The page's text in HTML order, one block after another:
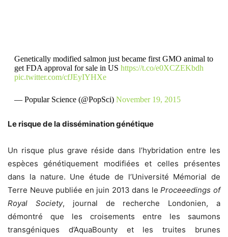
Genetically modified salmon just became first GMO animal to
get FDA approval for sale in US https://t.co/e0XCZEKbdh
pic.twitter.com/cfJEyIYHXe
— Popular Science (@PopSci) November 19, 2015
Le risque de la dissémination génétique
Un risque plus grave réside dans l’hybridation entre les
espèces génétiquement modifiées et celles présentes
dans la nature. Une étude de l’Université Mémorial de
Terre Neuve publiée en juin 2013 dans leProceeedings of
Royal Society, journal de recherche Londonien, a
démontré que les croisements entre les saumons
transgéniques d’AquaBounty et les truites brunes